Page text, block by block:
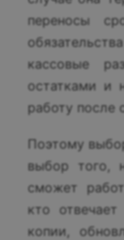
переносы
кассовые
остатками и
работу после
Поэтому
выбор того,
сможет
кто
копии,